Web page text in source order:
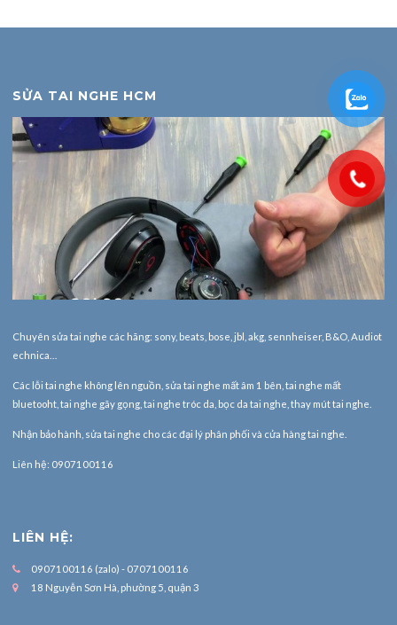
SỬA TAI NGHE HCM
Chuyên sửa tai nghe các hãng: sony, beats, bose, jbl, akg, sennheiser, B&O, Audiot
echnica…
Các lỗi tai nghe không lên nguồn, sửa tai nghe mất âm 1 bên, tai nghe mất
bluetooht, tai nghe gãy gọng, tai nghe tróc da, bọc da tai nghe, thay mút tai nghe.
Nhận bảo hành, sửa tai nghe cho các đại lý phân phối và cửa hàng tai nghe.
Liên hệ: 0907100116
LIÊN HỆ:
0907100116 (zalo) - 0707100116
18 Nguyễn Sơn Hà, phường 5, quận 3